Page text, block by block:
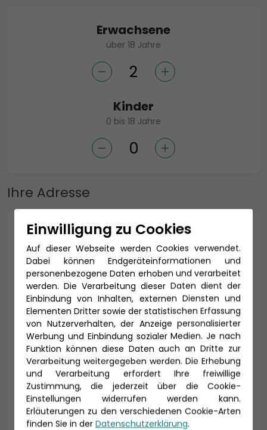
Erwachsene
über 18 Jahre
Kinder
0 bis 18 Jahre
Ihre Adresse
Anrede *
Titel
Vorname * Nachname *
E-Mail *
Einwilligung zu Cookies
Auf dieser Webseite werden Cookies verwendet.
Dabei können Endgeräteinformationen und
personenbezogene Daten erhoben und verarbeitet
werden. Die Verarbeitung dieser Daten dient der
Einbindung von Inhalten, externen Diensten und
Elementen Dritter sowie der statistischen Erfassung
von Nutzerverhalten, der Anzeige personalisierter
Werbung und Einbindung sozialer Medien. Je nach
Funktion können diese Daten auch an Dritte zur
Verarbeitung weitergegeben werden. Die Erhebung
und Verarbeitung erfordert Ihre freiwillige
Zustimmung, die jederzeit über die Cookie-
Einstellungen widerrufen werden kann.
Erläuterungen zu den verschiedenen Cookie-Arten
finden Sie in der Datenschutzerklärung.